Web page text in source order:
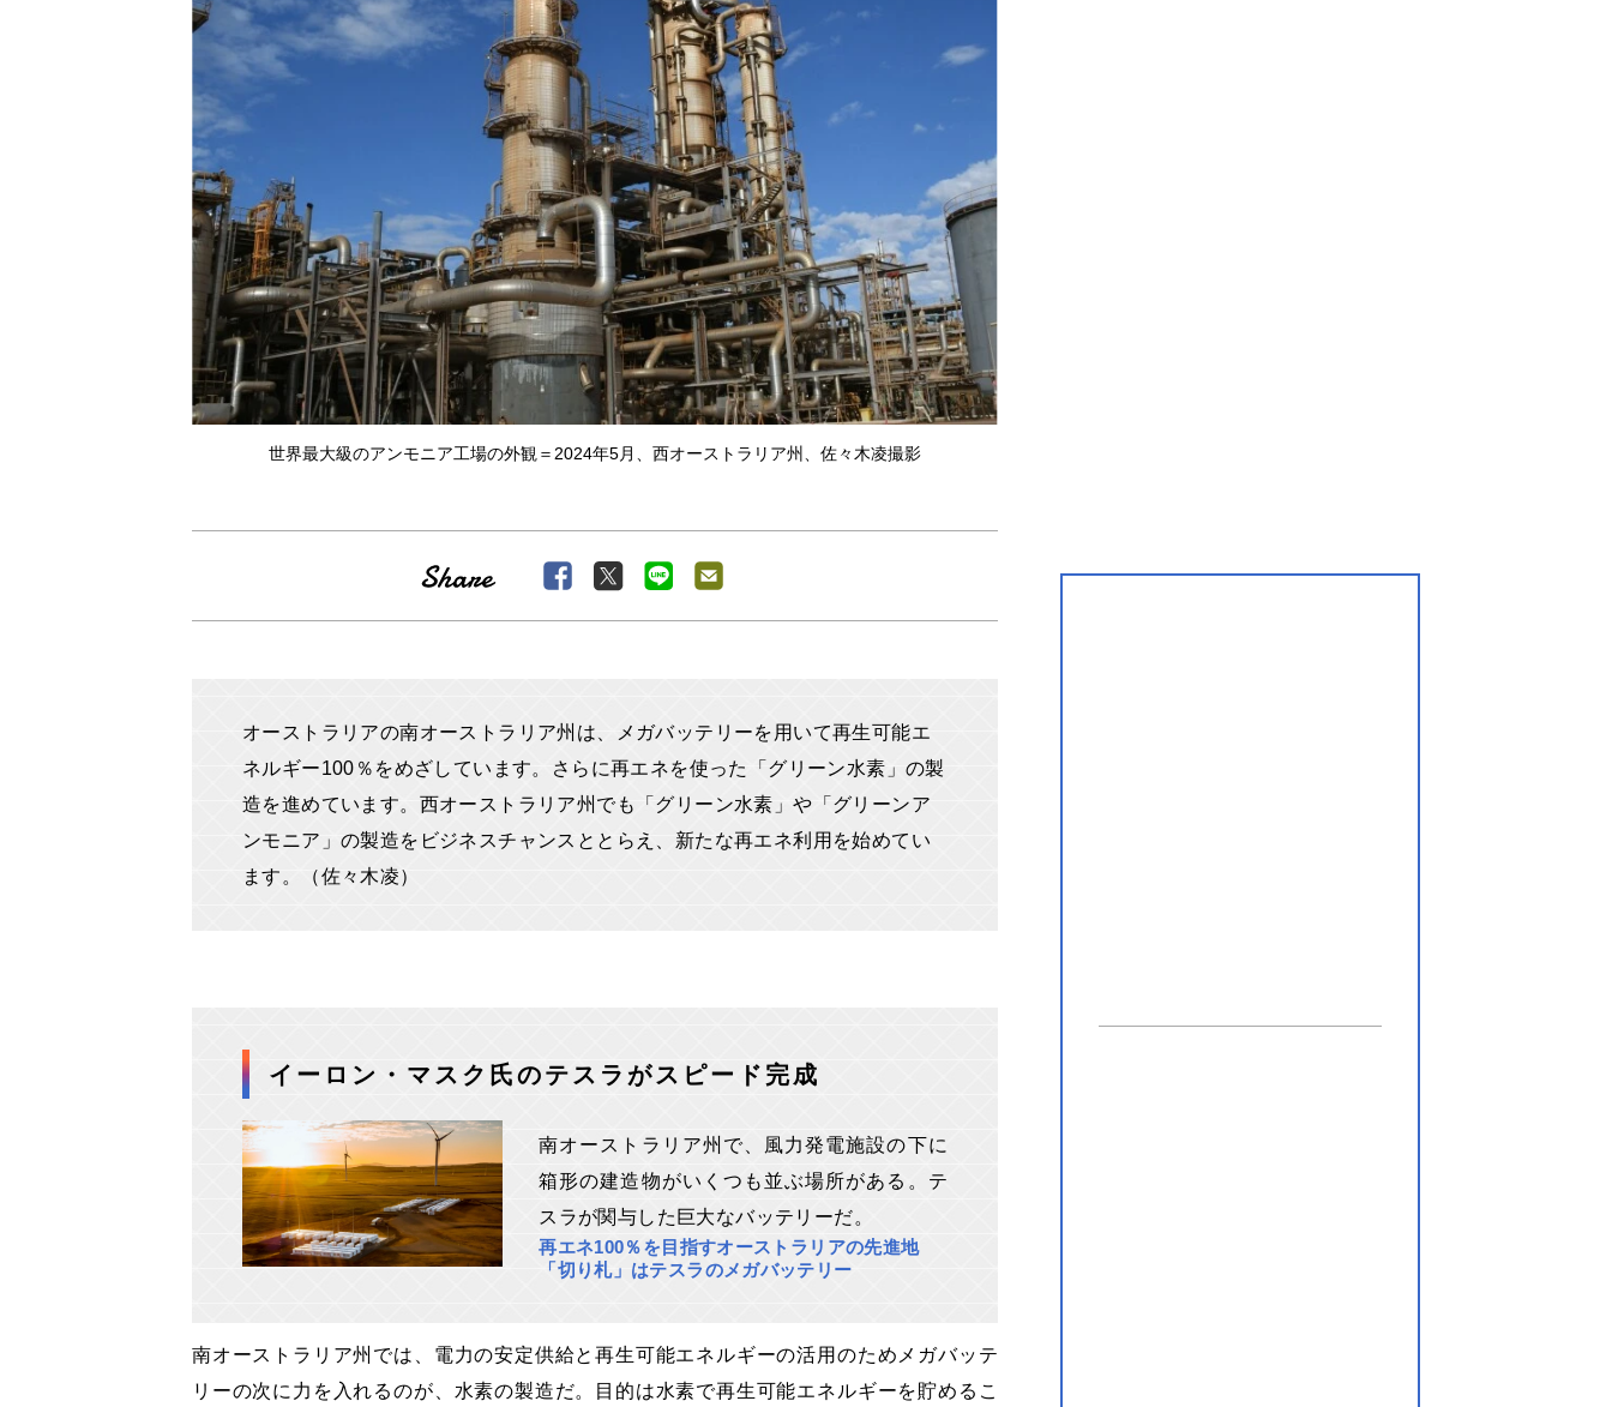
世界最大級のアンモニア工場の外観＝2024年5月、西オーストラリア州、佐々木凌撮影
オーストラリアの南オーストラリア州は、メガバッテリーを用いて再生可能エ
ネルギー100％をめざしています。さらに再エネを使った「グリーン水素」の製
造を進めています。西オーストラリア州でも「グリーン水素」や「グリーンア
ンモニア」の製造をビジネスチャンスととらえ、新たな再エネ利用を始めてい
ます。（佐々木凌）
イーロン・マスク氏のテスラがスピード完成
南オーストラリア州で、風力発電施設の下に
箱形の建造物がいくつも並ぶ場所がある。テ
スラが関与した巨大なバッテリーだ。
再エネ100％を目指すオーストラリアの先進地
「切り札」はテスラのメガバッテリー
南オーストラリア州では、電力の安定供給と再生可能エネルギーの活用のためメガバッテ
リーの次に力を入れるのが、水素の製造だ。目的は水素で再生可能エネルギーを貯めるこ